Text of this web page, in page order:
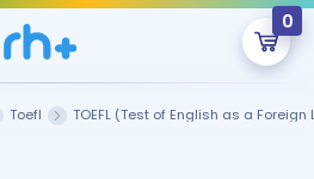
0
Toefl TOEFL (Test of English as a